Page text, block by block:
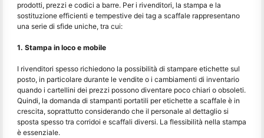
prodotti, prezzi e codici a barre. Per i rivenditori, la stampa e la
sostituzione efficienti e tempestive dei tag a scaffale rappresentano
una serie di sfide uniche, tra cui:
1. Stampa in loco e mobile
I rivenditori spesso richiedono la possibilità di stampare etichette sul
posto, in particolare durante le vendite o i cambiamenti di inventario
quando i cartellini dei prezzi possono diventare poco chiari o obsoleti.
Quindi, la domanda di stampanti portatili per etichette a scaffale è in
crescita, soprattutto considerando che il personale al dettaglio si
sposta spesso tra corridoi e scaffali diversi. La flessibilità nella stampa
è essenziale.